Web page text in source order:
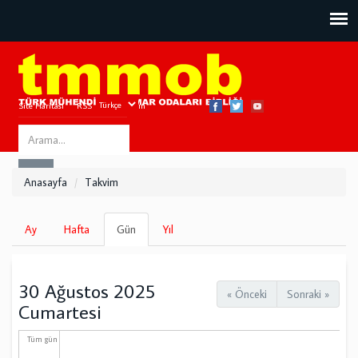
Site Haritası RSS Bize Ulaşın
Search
this
Anasayfa Takvim
Birincil
sekmeler
Ay Hafta Gün
sekme)
Yıl
« Önceki Sonraki »
30 Ağustos 2025
Cumartesi
Tüm gün